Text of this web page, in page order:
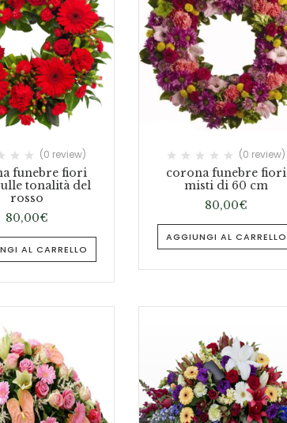
(0 review)
funebre fiori
tonalità del
rosso
80,00€
AL CARRELLO
(0 review)
corona funebre fiori
misti di 60 cm
80,00€
AGGIUNGI AL CARRELLO